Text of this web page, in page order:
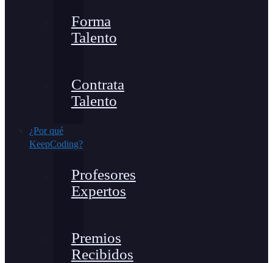
Forma
Talento
Contrata
Talento
¿Por qué
KeepCoding?
Profesores
Expertos
Premios
Recibidos